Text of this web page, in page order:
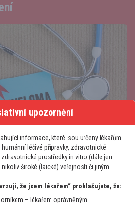
přežití, personalizace léčby a
upozornění
informace, které jsou určeny lékařům
léčivé přípravky, zdravotnické
prostředky in vitro (dále jen
nikoliv široké (laické) veřejnosti či jiným
že jsem lékařem“ prohlašujete, že:
– lékařem oprávněným